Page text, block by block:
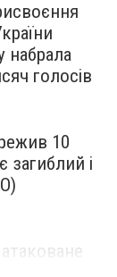
набрала
голосів
10
загиблий і